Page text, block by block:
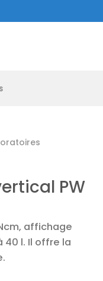
PW
affichage
40 l. Il offre la